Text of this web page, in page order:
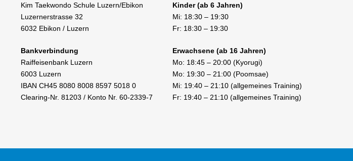
Kim Taekwondo Schule Luzern/Ebikon
Luzernerstrasse 32
6032 Ebikon / Luzern
Bankverbindung
Raiffeisenbank Luzern
6003 Luzern
IBAN CH45 8080 8008 8597 5018 0
Clearing-Nr. 81203 / Konto Nr. 60-2339-7
Kinder (ab 6 Jahren)
Mi: 18:30 – 19:30
Fr: 18:30 – 19:30
Erwachsene (ab 16 Jahren)
Mo: 18:45 – 20:00 (Kyorugi)
Mo: 19:30 – 21:00 (Poomsae)
Mi: 19:40 – 21:10 (allgemeines Training)
Fr: 19:40 – 21:10 (allgemeines Training)